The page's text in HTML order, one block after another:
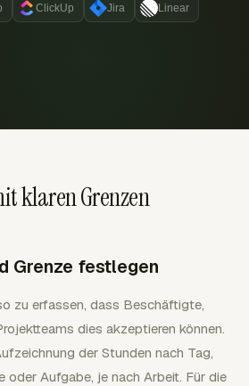
ClickUp Jira Linear
klaren Grenzen
Grenze festlegen
zu erfassen, dass Beschäftigte,
dies akzeptieren können.
der Stunden nach Tag,
oder Aufgabe, je nach Arbeit. Für die